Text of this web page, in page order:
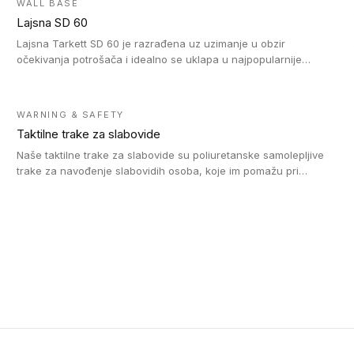
WALL BASE
Lajsna SD 60
Lajsna Tarkett SD 60 je razrađena uz uzimanje u obzir
očekivanja potrošača i idealno se uklapa u najpopularnije
WARNING & SAFETY
Taktilne trake za slabovide
Naše taktilne trake za slabovide su poliuretanske samolepljive
trake za navođenje slabovidih osoba, koje im pomažu pri